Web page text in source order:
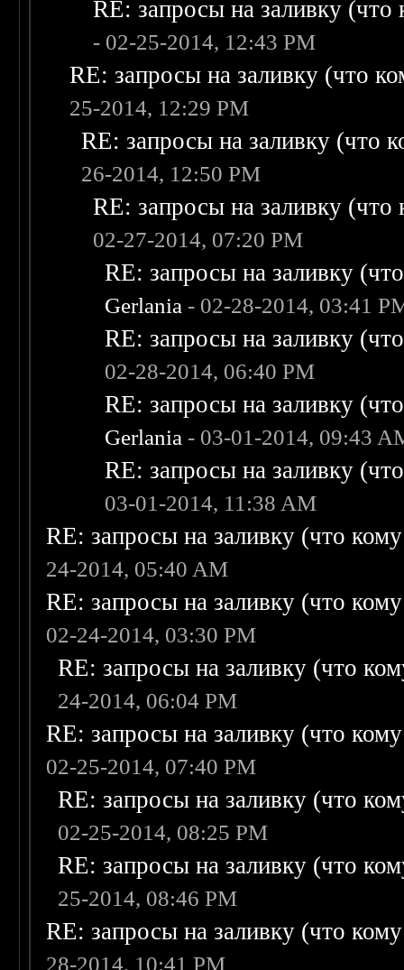
RE: запросы на заливку
- 02-25-2014, 12:43 PM
RE: запросы на заливку (что
25-2014, 12:29 PM
RE: запросы на заливку (что
26-2014, 12:50 PM
RE: запросы на заливку
02-27-2014, 07:20 PM
RE: запросы на заливку
Gerlania - 02-28-2014, 03:41
RE: запросы на заливку
02-28-2014, 06:40 PM
RE: запросы на заливку
Gerlania - 03-01-2014, 09:43
RE: запросы на заливку
03-01-2014, 11:38 AM
RE: запросы на заливку (что
24-2014, 05:40 AM
RE: запросы на заливку (что
02-24-2014, 03:30 PM
RE: запросы на заливку (что
24-2014, 06:04 PM
RE: запросы на заливку (что
02-25-2014, 07:40 PM
RE: запросы на заливку (что
02-25-2014, 08:25 PM
RE: запросы на заливку (что
25-2014, 08:46 PM
RE: запросы на заливку (что
28-2014, 10:41 PM